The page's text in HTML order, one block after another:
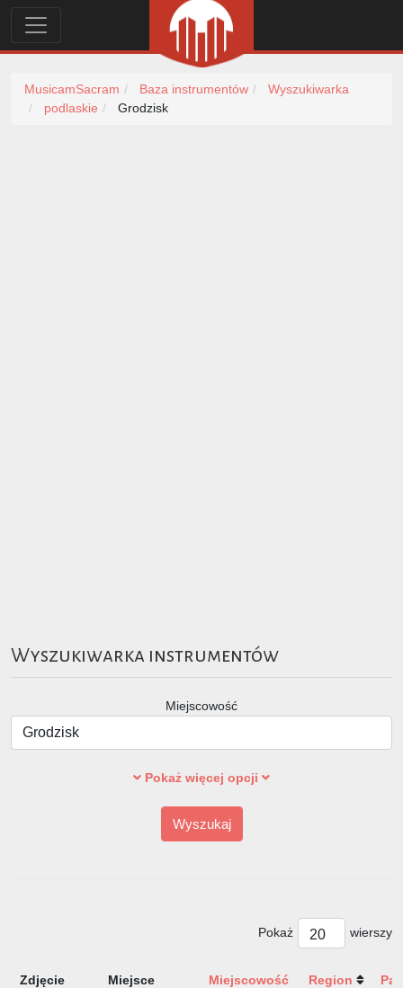
MusicamSacram Baza instrumentów
Wyszukiwarka
podlaskie
Grodzisk
Wyszukiwarka instrumentów
Miejscowość
Pokaż więcej opcji
Wyszukaj
Pokaż wierszy
Zdjęcie Miejsce Miejscowość Region